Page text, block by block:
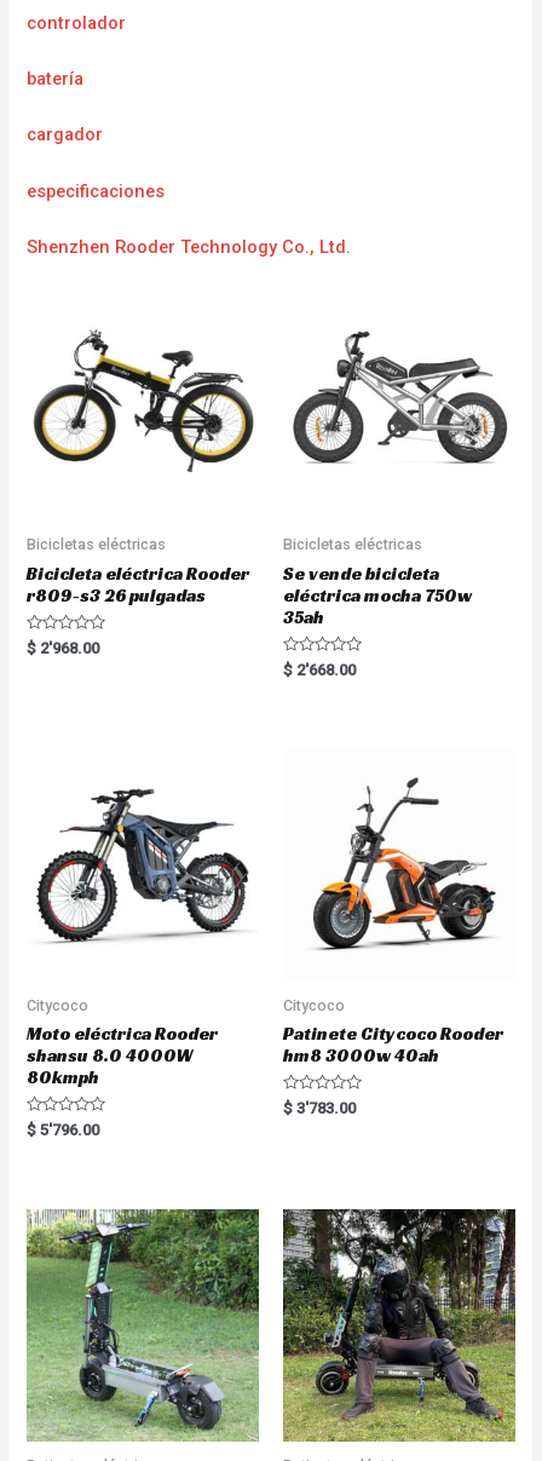
controlador
batería
cargador
especificaciones
Shenzhen Rooder Technology Co., Ltd.
Bicicletas eléctricas
Bicicleta eléctrica Rooder
r809-s3 26 pulgadas
R
a
$ 2'968.00
Bicicletas eléctricas
Se vende bicicleta
eléctrica mocha 750w
35ah
R
a
$ 2'668.00
Citycoco
Moto eléctrica Rooder
shansu 8.0 4000W
80kmph
R
a
o
u
t
o
f
$ 5'796.00
Citycoco
Patinete Citycoco Rooder
hm8 3000w 40ah
R
a
u
t
o
f
5
$ 3'783.00